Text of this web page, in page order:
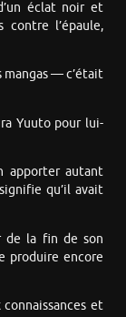
éclat noir et
l’épaule,
mangas — c’était
Yuuto pour lui-
apporter autant
qu’il avait
de la fin de son
produire encore
et